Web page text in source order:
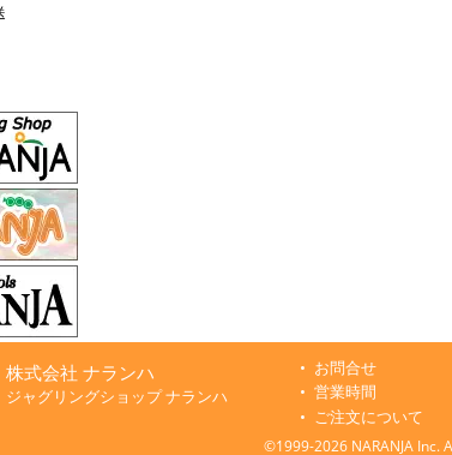
株式会社 ナランハ
ジャグリングショップ ナランハ
お問合せ
営業時間
ご注文について
©1999-2026 NARANJA Inc.